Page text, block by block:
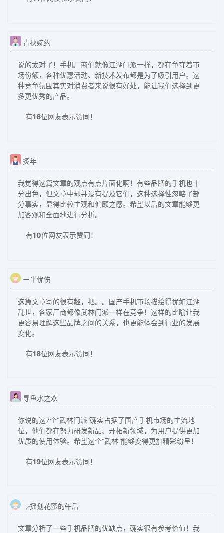
青袂婉约
说的太对了！手机厂商们就像江湖门派一样，都在争夺着市
场份额，各种优惠活动、新技术发布都是为了吸引用户。这
种竞争氛围其实对消费者来说很有好处，能让我们选择到更
多更优秀的产品。
有16位网友表示赞同！
炙年
我觉得这篇文章的观点有点片面化啊！有些品牌的手机也十
分出色，但文章中却并没有提及它们，这种选择性忽略了部
分事实，显得比较主观和偏颇之感。希望以后的文章能够更
加客观和全面地进行分析。
有10位网友表示赞同！
ー半忧伤
这篇文章写的很有趣，把。。国产手机市场描绘得犹如江湖
乱世，各家厂商都像武林门派一样在竞争！这样的比喻让我
更容易理解这些品牌之间的关系，也更能体会到行业的发展
变化。
有18位网友表示赞同！
寻鱼水之欢
你说的这7个“武林门派”确实占据了国产手机市场的主流地
位，他们都在努力研发新品、开拓新领域，为用户提供更加
优质的使用体验。希望这个“武林”能够变得更加精彩纷呈！
有19位网友表示赞同！
╭摇划花蜜的午后
文章分析了一些手机品牌的优缺点，确实很有参考价值！我